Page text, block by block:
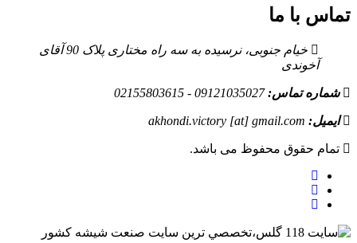
تماس با ما
خیام جنوبی، نرسیده به سه راه مختاری پلاک 90 آقای
آخوندی
شماره تماس:09121035027 - 02155803615
ایمیل: akhondi.victory [at] gmail.com
تمام حقوق محفوظ می باشد.